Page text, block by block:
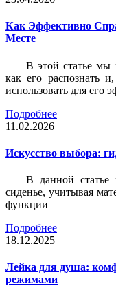
Как Эффективно
Месте
В этой статье мы
как его распознать
использовать для его
Подробнее
11.02.2026
Искусство выбора:
В данной статье
сиденье, учитывая
функции
Подробнее
18.12.2025
Лейка для душа:
режимами